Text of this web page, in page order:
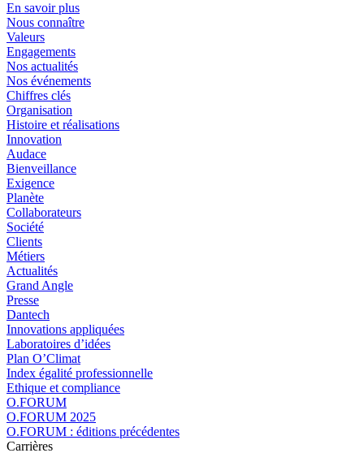
En savoir plus
Nous connaître
Valeurs
Engagements
Nos actualités
Nos événements
Chiffres clés
Organisation
Histoire et réalisations
Innovation
Audace
Bienveillance
Exigence
Planète
Collaborateurs
Société
Clients
Métiers
Actualités
Grand Angle
Presse
Dantech
Innovations appliquées
Laboratoires d’idées
Plan O’Climat
Index égalité professionnelle
Ethique et compliance
O.FORUM
O.FORUM 2025
O.FORUM : éditions précédentes
Carrières